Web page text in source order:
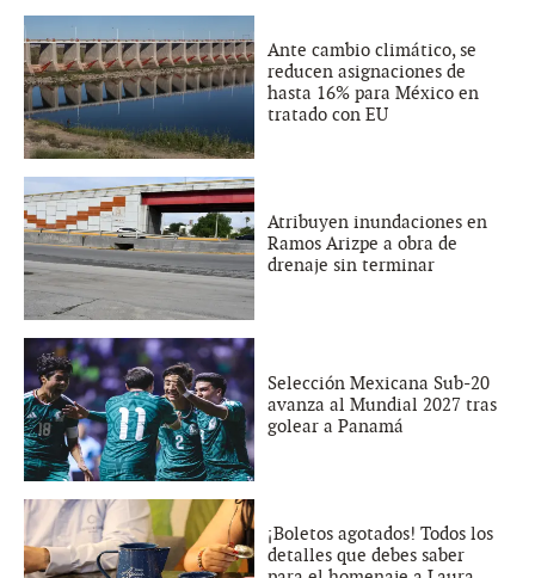
Ante cambio climático, se
reducen asignaciones de
hasta 16% para México en
tratado con EU
Atribuyen inundaciones en
Ramos Arizpe a obra de
drenaje sin terminar
Selección Mexicana Sub-20
avanza al Mundial 2027 tras
golear a Panamá
¡Boletos agotados! Todos los
detalles que debes saber